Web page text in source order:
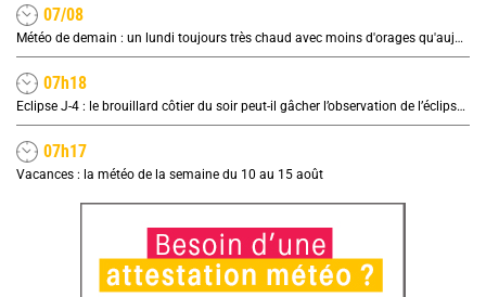
07/08
Météo de demain : un lundi toujours très chaud avec moins d'orages qu'aujourd'hui
07h18
Eclipse J-4 : le brouillard côtier du soir peut-il gâcher l’observation de l’éclipse à la plage ?
07h17
Vacances : la météo de la semaine du 10 au 15 août